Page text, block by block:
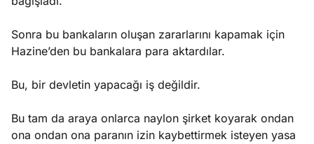
Sonra bu bankaların oluşan zararlarını kapamak için
Hazine’den bu bankalara para aktardılar.
Bu, bir devletin yapacağı iş değildir.
Bu tam da araya onlarca naylon şirket koyarak ondan
ona ondan ona paranın izin kaybettirmek isteyen yasa